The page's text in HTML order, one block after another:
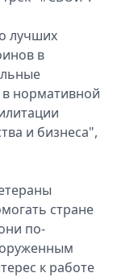
лучших
в
нормативной
и бизнеса",
стране
по-
к работе